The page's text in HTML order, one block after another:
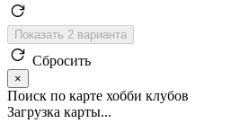
Показать 2 варианта
Сбросить
×
Поиск по карте хобби клубов
Загрузка карты...